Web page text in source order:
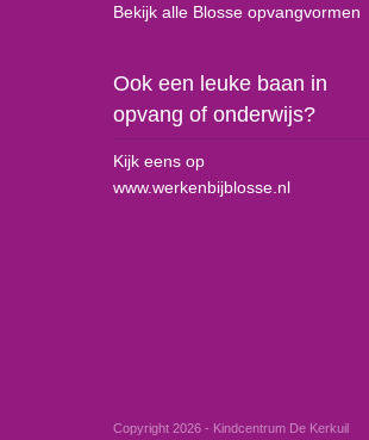
Bekijk alle Blosse opvangvormen
Ook een leuke baan in
opvang of onderwijs?
Kijk eens op
www.werkenbijblosse.nl
Copyright 2026 - Kindcentrum De Kerkuil